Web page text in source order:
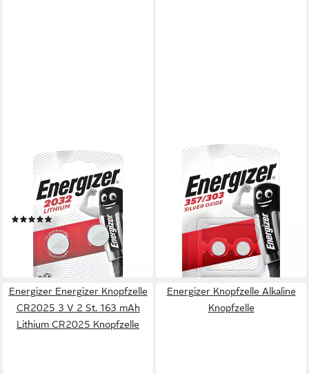
ENERGIZER
Spezial Lithium Knopfzelle,
CR2032 (3 V, 2 St), CR2032,
3 V, lange Lebensdauer
(1)
ab 4,79 €
(2,40 €/ 1 Stk)
lieferbar - in 2-3 Werktagen bei dir
ENERGIZER
energizer 357/303 knopfzelle
2er blister Batterie
Knopfzelle, (1.55V V),
Silberoxid-Technologie
4,81 €
(2,41 €/ 1 Stk)
lieferbar - in 2-3 Werktagen bei dir
Energizer Energizer Knopfzelle
CR2025 3 V 2 St. 163 mAh
Lithium CR2025 Knopfzelle
Energizer Knopfzelle Alkaline
Knopfzelle